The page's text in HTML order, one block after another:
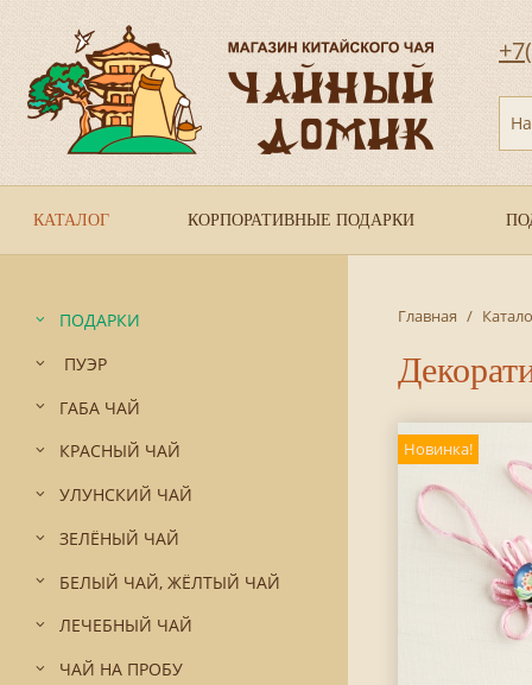
КАТАЛОГ КОРПОРАТИВНЫЕ ПОДАРКИ
ПОДАРКИ
ПУЭР
ГАБА ЧАЙ
КРАСНЫЙ ЧАЙ
УЛУНСКИЙ ЧАЙ
ЗЕЛЁНЫЙ ЧАЙ
БЕЛЫЙ ЧАЙ, ЖЁЛТЫЙ ЧАЙ
ЛЕЧЕБНЫЙ ЧАЙ
ЧАЙ НА ПРОБУ
Главная /
Новинка!